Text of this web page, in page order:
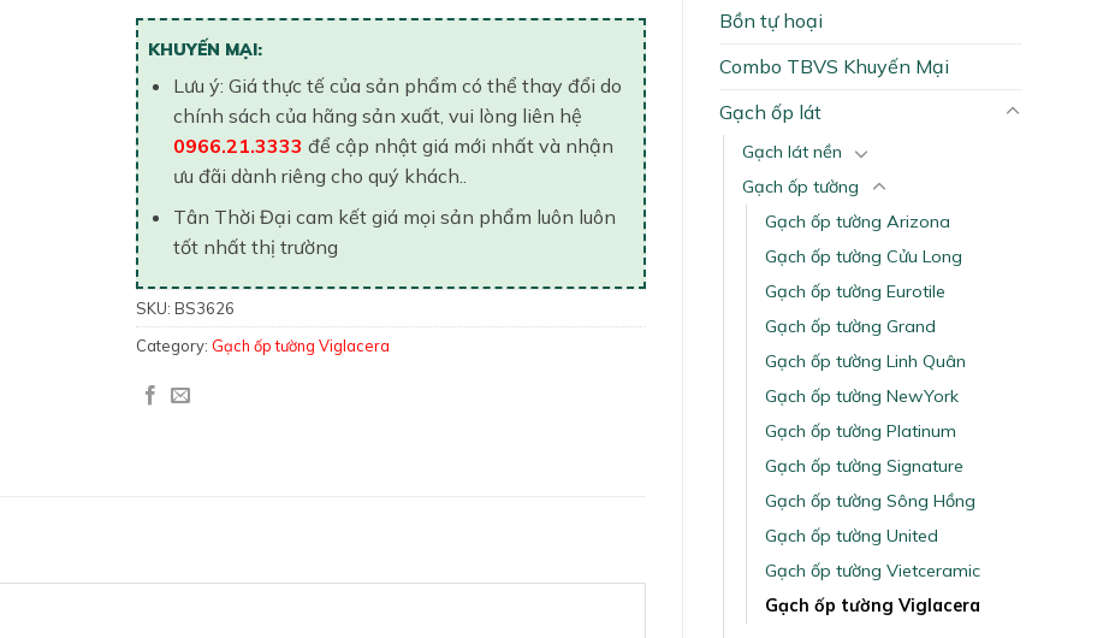
Bồn tự hoại
Combo TBVS Khuyến Mại
Gạch ốp lát
Gạch lát nền
Gạch ốp tường
Gạch ốp tường Arizona
Gạch ốp tường Cửu Long
Gạch ốp tường Eurotile
Gạch ốp tường Grand
Gạch ốp tường Linh Quân
Gạch ốp tường NewYork
Gạch ốp tường Platinum
Gạch ốp tường Signature
Gạch ốp tường Sông Hồng
Gạch ốp tường United
Gạch ốp tường Vietceramic
Gạch ốp tường Viglacera
KHUYẾN MẠI:
Lưu ý: Giá thực tế của sản phẩm có thể thay đổi do
chính sách của hãng sản xuất, vui lòng liên hệ
0966.21.3333 để cập nhật giá mới nhất và nhận
ưu đãi dành riêng cho quý khách..
Tân Thời Đại cam kết giá mọi sản phẩm luôn luôn
tốt nhất thị trường
SKU: BS3626
Category: Gạch ốp tường Viglacera